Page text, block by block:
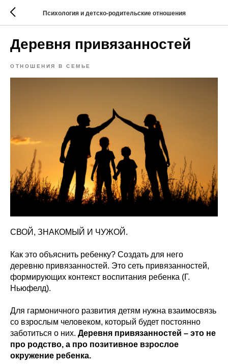
Психология и детско-родительские отношения
Деревня привязанностей
ОТНОШЕНИЯ В СЕМЬЕ
СВОЙ, ЗНАКОМЫЙ И ЧУЖОЙ.
Как это объяснить ребенку? Создать для него
деревню привязанностей. Это сеть привязанностей,
формирующих контекст воспитания ребенка (Г.
Ньюфелд).
Для гармоничного развития детям нужна взаимосвязь
со взрослым человеком, который будет постоянно
заботиться о них. Деревня привязанностей – это не
про родство, а про позитивное взрослое
окружение ребенка.